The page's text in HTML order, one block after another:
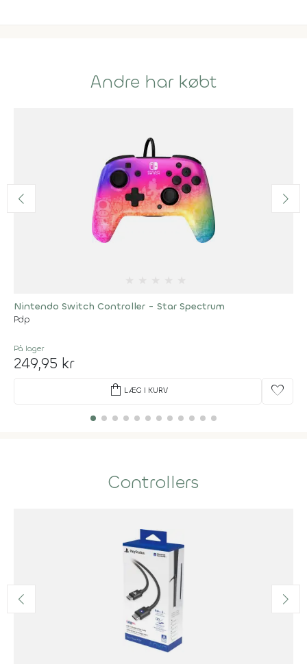
Andre har købt
Nintendo Switch Controller - Star Spectrum
Pdp
På lager
249,95 kr
shopping_bag LÆG I KURV favorite
Controllers